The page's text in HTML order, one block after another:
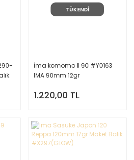
TÜKENDİ
İma komomo Ⅱ 90 #Y0163
IMA 90mm 12gr
1.220,00 TL